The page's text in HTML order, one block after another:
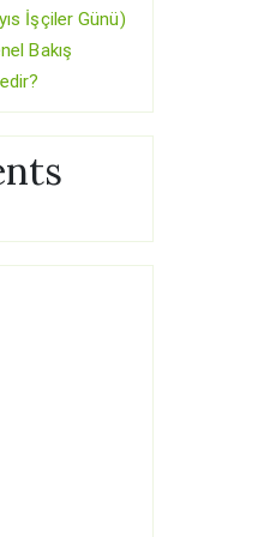
İşçiler Günü)
Bakış